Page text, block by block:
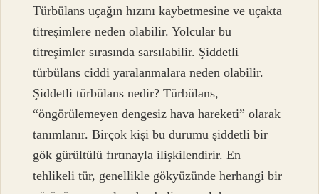
Türbülans uçağın hızını kaybetmesine ve uçakta
titreşimlere neden olabilir. Yolcular bu
titreşimler sırasında sarsılabilir. Şiddetli
türbülans ciddi yaralanmalara neden olabilir.
Şiddetli türbülans nedir? Türbülans,
“öngörülemeyen dengesiz hava hareketi” olarak
tanımlanır. Birçok kişi bu durumu şiddetli bir
gök gürültülü fırtınayla ilişkilendirir. En
tehlikeli tür, genellikle gökyüzünde herhangi bir